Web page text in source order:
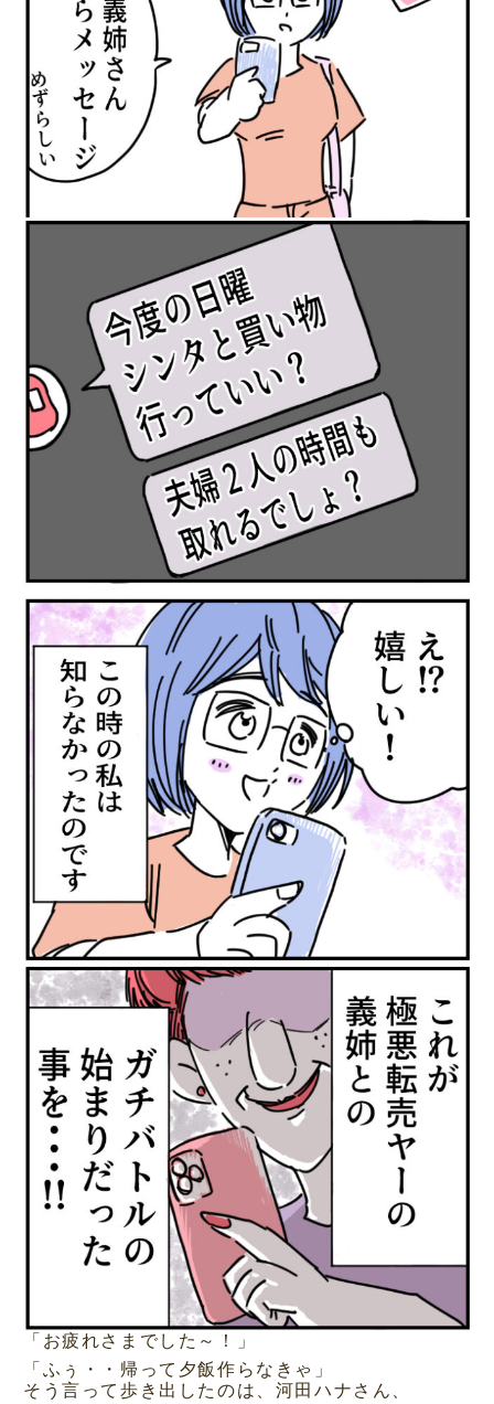
「お疲れさまでした～！」
「ふぅ・・帰って夕飯作らなきゃ」
そう言って歩き出したのは、河田ハナさん、